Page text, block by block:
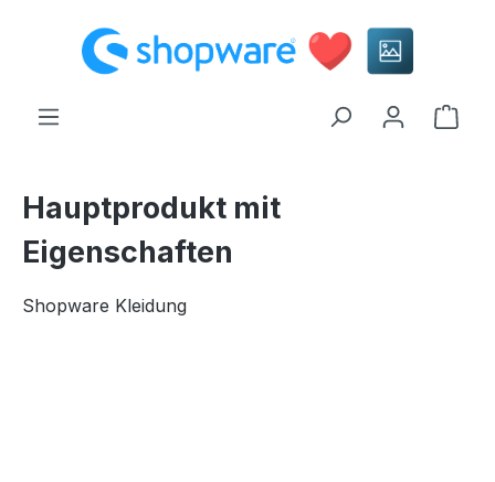
springen
Hauptprodukt mit
Eigenschaften
Shopware Kleidung